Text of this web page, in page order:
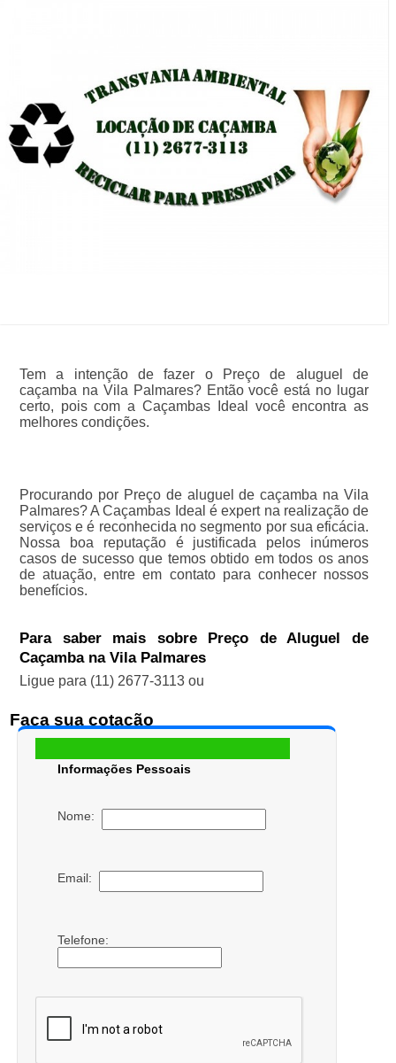
Tem a intenção de fazer o Preço de aluguel de
caçamba na Vila Palmares? Então você está no lugar
certo, pois com a Caçambas Ideal você encontra as
melhores condições.
Procurando por Preço de aluguel de caçamba na Vila
Palmares? A Caçambas Ideal é expert na realização de
serviços e é reconhecida no segmento por sua eficácia.
Nossa boa reputação é justificada pelos inúmeros
casos de sucesso que temos obtido em todos os anos
de atuação, entre em contato para conhecer nossos
benefícios.
Para saber mais sobre Preço de Aluguel de
Caçamba na Vila Palmares
Ligue para (11) 2677-3113ou
Faça sua cotação
Informações Pessoais
Nome:
Email:
Telefone: